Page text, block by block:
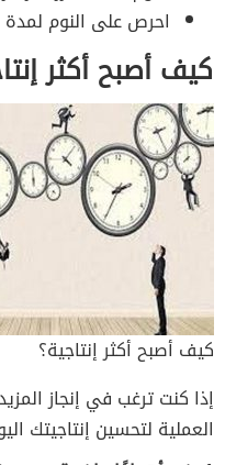
احرص على النوم لمدة 7-8 ساعات يوميًا.
كيف أصبح أكثر
كيف أصبح أكثر إنتاجية؟
إذا كنت ترغب في إنجاز
العملية لتحسين إنتاجيتك